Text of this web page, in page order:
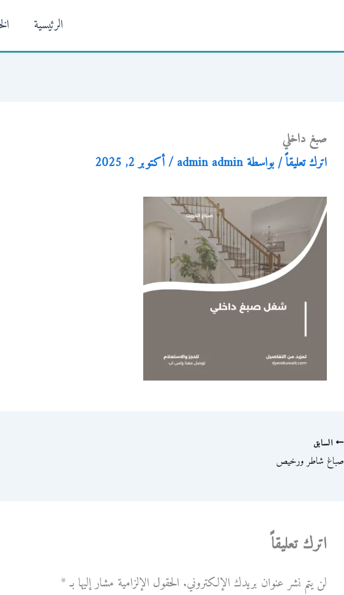
الرئيسية
صبغ داخلي
اترك تعليقاً/ بواسطة admin admin
/أكتوبر 2, 2025
السابق
صباغ شاطر ورخيص
اترك تعليقاً
لن يتم نشر عنوان بريدك الإلكتروني. الحقول الإلزامية مشار إليها بـ*